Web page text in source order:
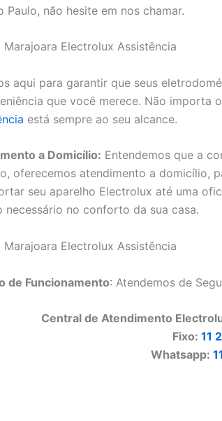
Paulo, não hesite em nos chamar.
Marajoara Electrolux Assistência
aqui para garantir que seus
que você merece. Não importa
está sempre ao seu alcance.
a Domicílio: Entendemos que a
oferecemos atendimento a domicílio,
seu aparelho Electrolux até uma
necessário no conforto da sua casa.
Marajoara Electrolux Assistência
de Funcionamento: Atendemos de
Central de Atendimento
Fixo: 11
Whatsapp: